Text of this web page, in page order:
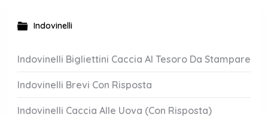
Indovinelli
Indovinelli Bigliettini Caccia Al Tesoro Da Stampare
Indovinelli Brevi Con Risposta
Indovinelli Caccia Alle Uova (Con Risposta)